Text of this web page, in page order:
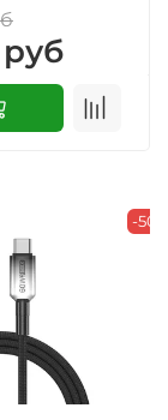
руб
-